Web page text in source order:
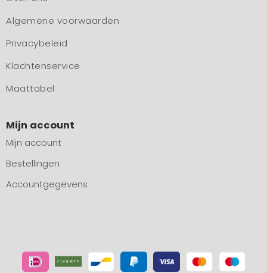
Algemene voorwaarden
Privacybeleid
Klachtenservice
Maattabel
Mijn account
Mijn account
Bestellingen
Accountgegevens